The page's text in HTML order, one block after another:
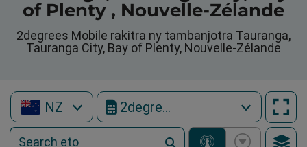
of Plenty , Nouvelle-Zélande
2degrees Mobile rakitra ny tambanjotra Tauranga,
Tauranga City, Bay of Plenty, Nouvelle-Zélande
NZ 2degrees Mobile